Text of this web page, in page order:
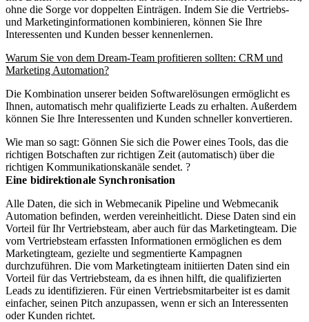
ohne die Sorge vor doppelten Einträgen. Indem Sie die Vertriebs-
und Marketinginformationen kombinieren, können Sie Ihre
Interessenten und Kunden besser kennenlernen.
Warum Sie von dem Dream-Team profitieren sollten: CRM und
Marketing Automation?
Die Kombination unserer beiden Softwarelösungen ermöglicht es
Ihnen, automatisch mehr qualifizierte Leads zu erhalten. Außerdem
können Sie Ihre Interessenten und Kunden schneller konvertieren.
Wie man so sagt: Gönnen Sie sich die Power eines Tools, das die
richtigen Botschaften zur richtigen Zeit (automatisch) über die
richtigen Kommunikationskanäle sendet. ?
Eine bidirektionale Synchronisation
Alle Daten, die sich in Webmecanik Pipeline und Webmecanik
Automation befinden, werden vereinheitlicht. Diese Daten sind ein
Vorteil für Ihr Vertriebsteam, aber auch für das Marketingteam. Die
vom Vertriebsteam erfassten Informationen ermöglichen es dem
Marketingteam, gezielte und segmentierte Kampagnen
durchzuführen. Die vom Marketingteam initiierten Daten sind ein
Vorteil für das Vertriebsteam, da es ihnen hilft, die qualifizierten
Leads zu identifizieren. Für einen Vertriebsmitarbeiter ist es damit
einfacher, seinen Pitch anzupassen, wenn er sich an Interessenten
oder Kunden richtet.